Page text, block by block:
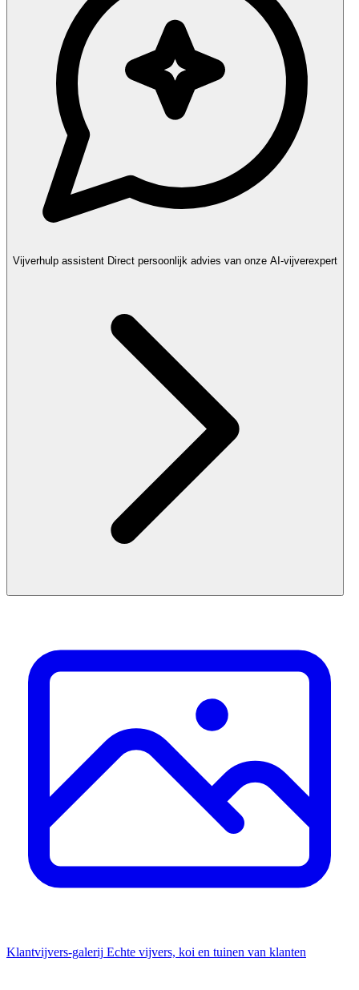
Vijverhulp assistent Direct persoonlijk advies van onze AI-vijverexpert
Klantvijvers-galerij Echte vijvers, koi en tuinen van klanten